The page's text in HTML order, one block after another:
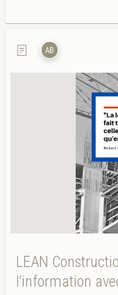
LEAN
l'information